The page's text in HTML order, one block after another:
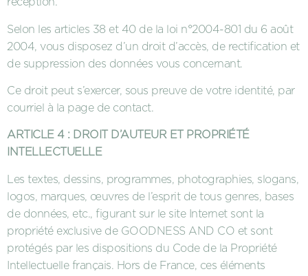
réception.
Selon les articles 38 et 40 de la loi n°2004-801 du 6 août
2004, vous disposez d’un droit d’accès, de rectification et
de suppression des données vous concernant.
Ce droit peut s’exercer, sous preuve de votre identité, par
courriel à la page de contact.
ARTICLE 4 : DROIT D’AUTEUR ET PROPRIÉTÉ
INTELLECTUELLE
Les textes, dessins, programmes, photographies, slogans,
logos, marques, œuvres de l’esprit de tous genres, bases
de données, etc., figurant sur le site Internet sont la
propriété exclusive de GOODNESS AND CO et sont
protégés par les dispositions du Code de la Propriété
Intellectuelle français. Hors de France, ces éléments